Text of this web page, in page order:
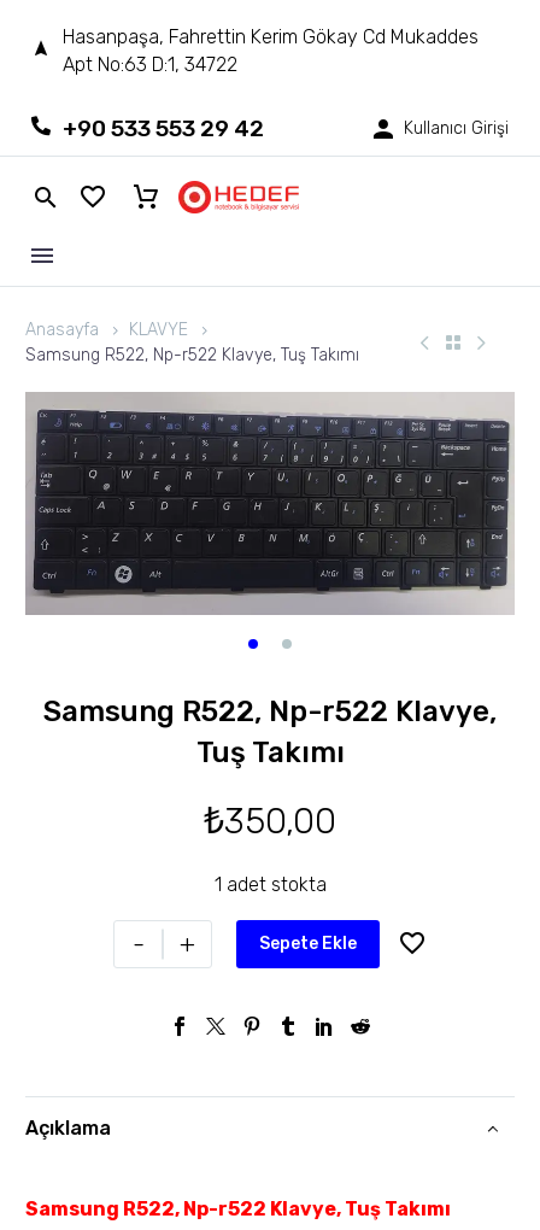
Hasanpaşa, Fahrettin Kerim Gökay Cd Mukaddes
Apt No:63 D:1, 34722
+90 533 553 29 42 Kullanıcı Girişi
Anasayfa
KLAVYE
Samsung R522, Np-r522 Klavye, Tuş Takımı
Samsung R522, Np-r522 Klavye,
Tuş Takımı
₺350,00
1 adet stokta
- + Sepete Ekle
Açıklama
Samsung R522, Np-r522 Klavye, Tuş Takımı